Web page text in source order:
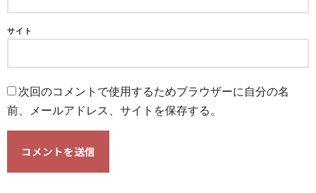
サイト
次回のコメントで使用するためブラウザーに自分の名
前、メールアドレス、サイトを保存する。